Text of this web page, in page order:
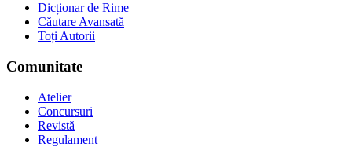
Dicționar de Rime
Căutare Avansată
Toți Autorii
Comunitate
Atelier
Concursuri
Revistă
Regulament